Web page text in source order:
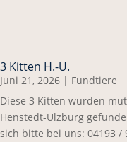
3 Kitten H.-U.
Juni 21, 2026 | Fundtiere
Diese 3 Kitten wurden
Henstedt-Ulzburg
sich bitte bei uns: 04193 /